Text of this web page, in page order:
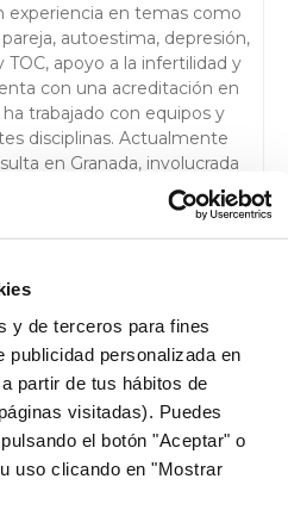
y de terceros para fines
personalizada en
partir de tus hábitos de
visitadas). Puedes
el botón "Aceptar" o
uso clicando en "Mostrar
experiencia en temas como
autoestima, depresión,
apoyo a la infertilidad y
con una acreditación en
trabajado con equipos y
disciplinas. Actualmente
en Granada, involucrada
y entregando lo mejor de sí
a lograr sus metas.
nº AO05484.